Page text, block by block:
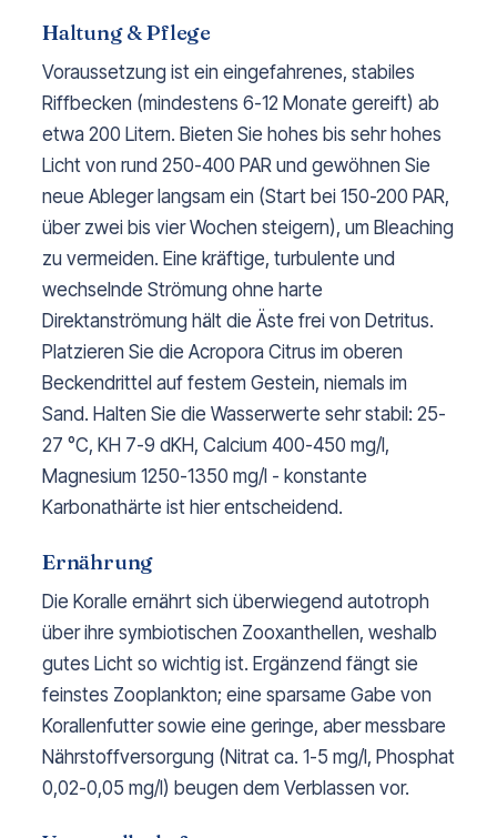
Haltung & Pflege
Voraussetzung ist ein eingefahrenes, stabiles
Riffbecken (mindestens 6-12 Monate gereift) ab
etwa 200 Litern. Bieten Sie hohes bis sehr hohes
Licht von rund 250-400 PAR und gewöhnen Sie
neue Ableger langsam ein (Start bei 150-200 PAR,
über zwei bis vier Wochen steigern), um Bleaching
zu vermeiden. Eine kräftige, turbulente und
wechselnde Strömung ohne harte
Direktanströmung hält die Äste frei von Detritus.
Platzieren Sie die Acropora Citrus im oberen
Beckendrittel auf festem Gestein, niemals im
Sand. Halten Sie die Wasserwerte sehr stabil: 25-
27 °C, KH 7-9 dKH, Calcium 400-450 mg/l,
Magnesium 1250-1350 mg/l - konstante
Karbonathärte ist hier entscheidend.
Ernährung
Die Koralle ernährt sich überwiegend autotroph
über ihre symbiotischen Zooxanthellen, weshalb
gutes Licht so wichtig ist. Ergänzend fängt sie
feinstes Zooplankton; eine sparsame Gabe von
Korallenfutter sowie eine geringe, aber messbare
Nährstoffversorgung (Nitrat ca. 1-5 mg/l, Phosphat
0,02-0,05 mg/l) beugen dem Verblassen vor.